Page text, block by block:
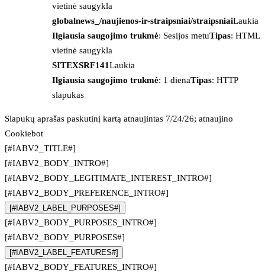
vietinė saugykla
globalnews_/naujienos-ir-straipsniai/straipsniaiLaukia
Ilgiausia saugojimo trukmė: Sesijos metuTipas: HTML
vietinė saugykla
SITEXSRF141Laukia
Ilgiausia saugojimo trukmė: 1 dienaTipas: HTTP
slapukas
Slapukų aprašas paskutinį kartą atnaujintas 7/24/26; atnaujino
Cookiebot
[#IABV2_TITLE#]
[#IABV2_BODY_INTRO#]
[#IABV2_BODY_LEGITIMATE_INTEREST_INTRO#]
[#IABV2_BODY_PREFERENCE_INTRO#]
[#IABV2_LABEL_PURPOSES#]
[#IABV2_BODY_PURPOSES_INTRO#]
[#IABV2_BODY_PURPOSES#]
[#IABV2_LABEL_FEATURES#]
[#IABV2_BODY_FEATURES_INTRO#]